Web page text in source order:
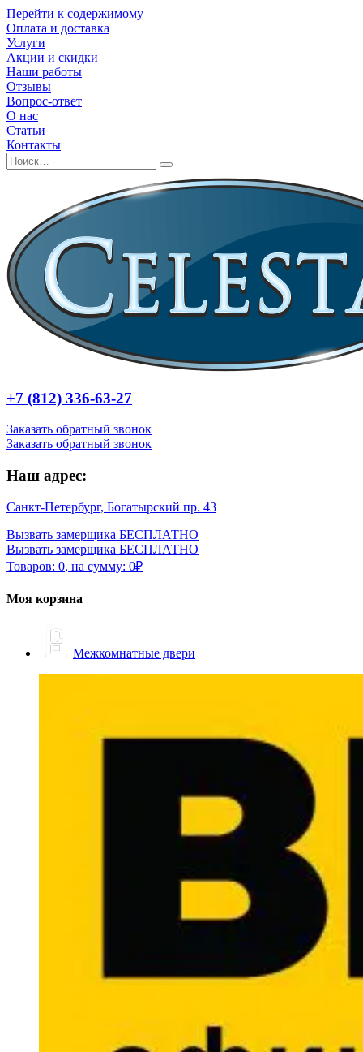
Перейти к содержимому
Оплата и доставка
Услуги
Акции и скидки
Наши работы
Отзывы
Вопрос-ответ
О нас
Статьи
Контакты
+7 (812) 336-63-27
Заказать обратный звонок
Заказать обратный звонок
Наш адрес:
Санкт-Петербург, Богатырский пр. 43
Вызвать замерщика БЕСПЛАТНО
Вызвать замерщика БЕСПЛАТНО
Товаров: 0, на сумму: 0₽
Моя корзина
Межкомнатные двери